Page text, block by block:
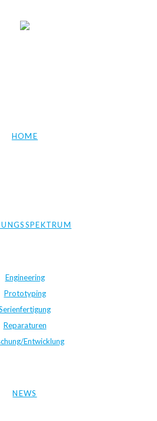
HOME
Engineering
Prototyping
Reparaturen
Entwicklung
NEWS